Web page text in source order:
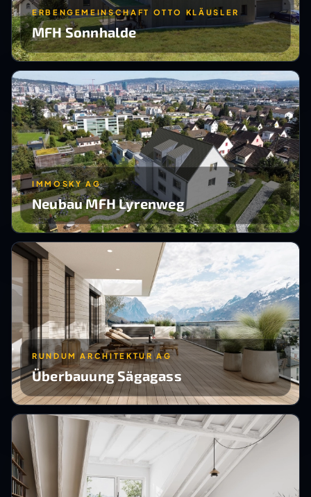
ERBENGEMEINSCHAFT OTTO KLÄUSLER
MFH Sonnhalde
IMMOSKY AG
Neubau MFH Lyrenweg
RUNDUM ARCHITEKTUR AG
Überbauung Sägagass